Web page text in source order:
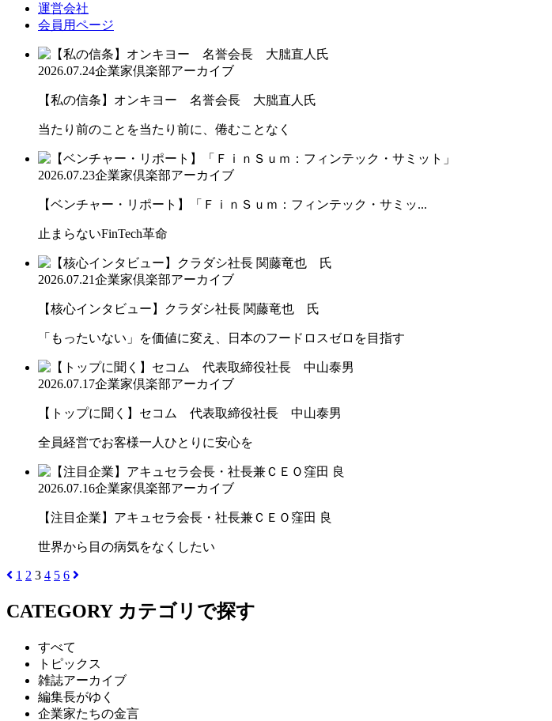
運営会社
会員用ページ
2026.07.24企業家倶楽部アーカイブ
【私の信条】オンキヨー 名誉会長 大朏直人氏
当たり前のことを当たり前に、倦むことなく
2026.07.23企業家倶楽部アーカイブ
【ベンチャー・リポート】「ＦｉｎＳｕｍ：フィンテック・サミッ...
止まらないFinTech革命
2026.07.21企業家倶楽部アーカイブ
【核心インタビュー】クラダシ社長 関藤竜也 氏
「もったいない」を価値に変え、日本のフードロスゼロを目指す
2026.07.17企業家倶楽部アーカイブ
【トップに聞く】セコム 代表取締役社長 中山泰男
全員経営でお客様一人ひとりに安心を
2026.07.16企業家倶楽部アーカイブ
【注目企業】アキュセラ会長・社長兼ＣＥＯ窪田 良
世界から目の病気をなくしたい
1 2 3 4 5 6
CATEGORY カテゴリで探す
すべて
トピックス
雑誌アーカイブ
編集長がゆく
企業家たちの金言